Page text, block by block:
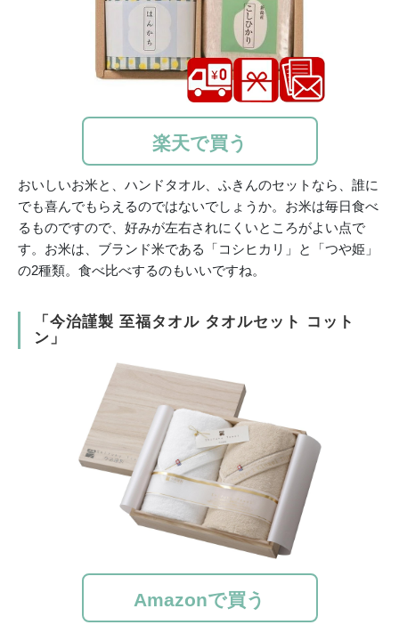
楽天で買う
おいしいお米と、ハンドタオル、ふきんのセットなら、誰に
でも喜んでもらえるのではないでしょうか。お米は毎日食べ
るものですので、好みが左右されにくいところがよい点で
す。お米は、ブランド米である「コシヒカリ」と「つや姫」
の2種類。食べ比べするのもいいですね。
「今治謹製 至福タオル タオルセット コット
ン」
Amazonで買う